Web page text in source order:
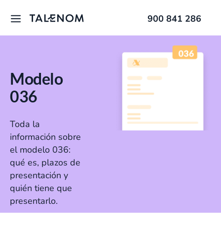
900 841 286
Modelo
036
Toda la
información sobre
el modelo 036:
qué es, plazos de
presentación y
quién tiene que
presentarlo.